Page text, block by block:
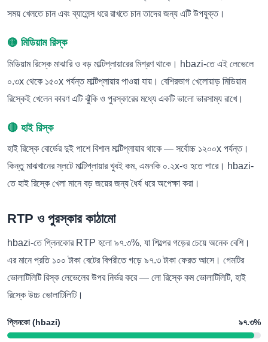
সময় খেলতে চান এবং ব্যালেন্স ধরে রাখতে চান তাদের জন্য এটি উপযুক্ত।
🟡 মিডিয়াম রিস্ক
মিডিয়াম রিস্কে মাঝারি ও বড় মাল্টিপ্লায়ারের মিশ্রণ থাকে। hbazi-তে এই লেভেলে
০.৩x থেকে ১৫০x পর্যন্ত মাল্টিপ্লায়ার পাওয়া যায়। বেশিরভাগ খেলোয়াড় মিডিয়াম
রিস্কেই খেলেন কারণ এটি ঝুঁকি ও পুরস্কারের মধ্যে একটি ভালো ভারসাম্য রাখে।
🔴 হাই রিস্ক
হাই রিস্কে বোর্ডের দুই পাশে বিশাল মাল্টিপ্লায়ার থাকে — সর্বোচ্চ ১২০০x পর্যন্ত।
কিন্তু মাঝখানের স্লটে মাল্টিপ্লায়ার খুবই কম, এমনকি ০.২x-ও হতে পারে। hbazi-
তে হাই রিস্কে খেলা মানে বড় জয়ের জন্য ধৈর্য ধরে অপেক্ষা করা।
RTP ও পুরস্কার কাঠামো
hbazi-তে প্লিনকোর RTP হলো ৯৭.৩%, যা শিল্পের গড়ের চেয়ে অনেক বেশি।
এর মানে প্রতি ১০০ টাকা বেটের বিপরীতে গড়ে ৯৭.৩ টাকা ফেরত আসে। গেমটির
ভোলাটিলিটি রিস্ক লেভেলের উপর নির্ভর করে — লো রিস্কে কম ভোলাটিলিটি, হাই
রিস্কে উচ্চ ভোলাটিলিটি।
প্লিনকো (hbazi) ৯৭.৩%